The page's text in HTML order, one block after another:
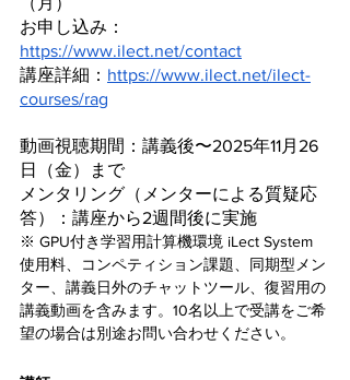
お申し込み：
https://www.ilect.net/contact
講座詳細： https://www.ilect.net/ilect-
courses/rag
動画視聴期間：講義後〜2025年11月26
日（金）まで
メンタリング（メンターによる質疑応
答）：講座から2週間後に実施
※ GPU付き学習用計算機環境 iLect System
使用料、コンペティション課題、同期型メン
ター、講義日外のチャットツール、復習用の
講義動画を含みます。10名以上で受講をご希
望の場合は別途お問い合わせください。